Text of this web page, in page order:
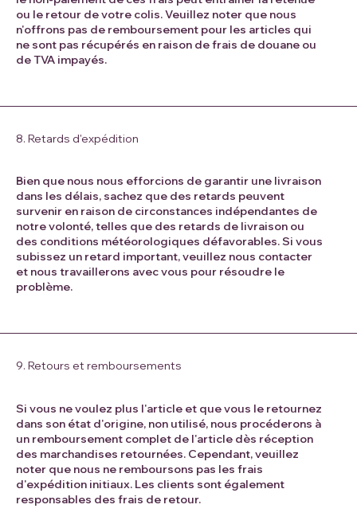
ou le retour de votre colis. Veuillez noter que nous
n'offrons pas de remboursement pour les articles qui
ne sont pas récupérés en raison de frais de douane ou
de TVA impayés.
8. Retards d'expédition
Bien que nous nous efforcions de garantir une livraison
dans les délais, sachez que des retards peuvent
survenir en raison de circonstances indépendantes de
notre volonté, telles que des retards de livraison ou
des conditions météorologiques défavorables. Si vous
subissez un retard important, veuillez nous contacter
et nous travaillerons avec vous pour résoudre le
problème.
9. Retours et remboursements
Si vous ne voulez plus l'article et que vous le retournez
dans son état d'origine, non utilisé, nous procéderons à
un remboursement complet de l'article dès réception
des marchandises retournées. Cependant, veuillez
noter que nous ne remboursons pas les frais
d'expédition initiaux. Les clients sont également
responsables des frais de retour.